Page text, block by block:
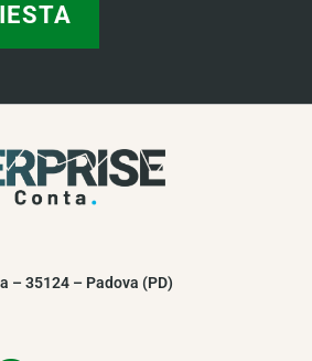
– 35124 – Padova (PD)